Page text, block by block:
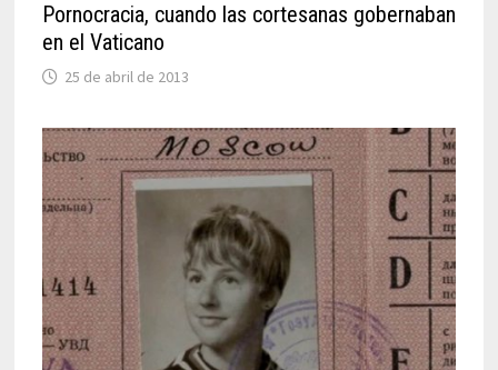
Pornocracia, cuando las cortesanas gobernaban
en el Vaticano
25 de abril de 2013